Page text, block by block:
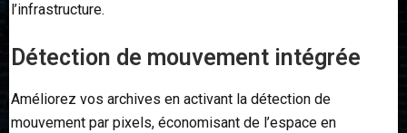
l’infrastructure.
Détection de mouvement intégrée
Améliorez vos archives en activant la détection de
mouvement par pixels, économisant de l’espace en